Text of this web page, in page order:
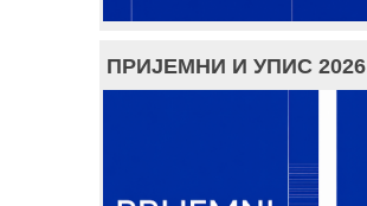
ПРИЈЕМНИ И УПИС 2026